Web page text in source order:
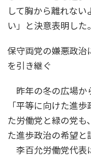
して胸から離れな
い」と決意表明し
保守両党の嫌悪政治
を引き継ぐ
昨年の冬の広場か
「平等に向けた進
た労働党と緑の党
た進歩政治の希望
李百允労働党代表